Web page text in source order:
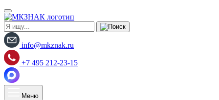
info@mkznak.ru
+7 495 212-23-15
Меню